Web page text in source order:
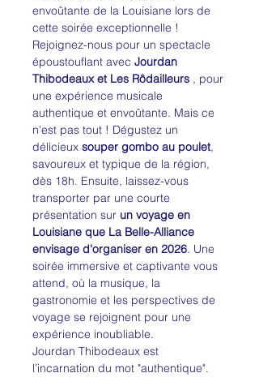
envoûtante de la Louisiane lors de
cette soirée exceptionnelle !
Rejoignez-nous pour un spectacle
époustouflant avec Jourdan
Thibodeaux et Les Rôdailleurs , pour
une expérience musicale
authentique et envoûtante. Mais ce
n'est pas tout ! Dégustez un
délicieux souper gombo au poulet,
savoureux et typique de la région,
dès 18h. Ensuite, laissez-vous
transporter par une courte
présentation sur un voyage en
Louisiane que La Belle-Alliance
envisage d'organiser en 2026. Une
soirée immersive et captivante vous
attend, où la musique, la
gastronomie et les perspectives de
voyage se rejoignent pour une
expérience inoubliable.
Jourdan Thibodeaux est
l’incarnation du mot "authentique".